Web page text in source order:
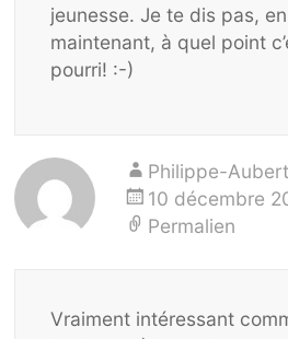
jeunesse. Je te dis pas,
maintenant, à quel point
pourri! :-)
Philippe-
10 décembre
Permalien
Vraiment intéressant